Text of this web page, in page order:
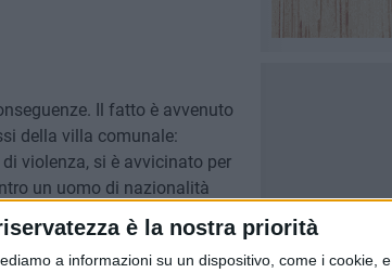
è la nostra priorità
a informazioni su un dispositivo, come i cookie, e
Il fatto è avvenuto
della villa comunale:
violenza, si è avvicinato per
un uomo di nazionalità
l'uomo in questione aveva